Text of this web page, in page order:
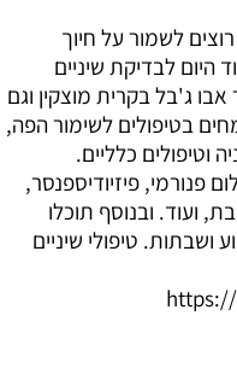
לשמור על חיוך
היום לבדיקת שיניים
ג'בל בקרית מוצקין וגם
בטיפולים לשימור הפה,
וטיפולים כלליים.
פנורמי, פיזיודיספנסר,
ועוד. ובנוסף תוכלו
ושבתות. טיפולי שיניים